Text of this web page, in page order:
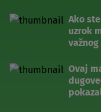
Ako
uzrok
Ovaj